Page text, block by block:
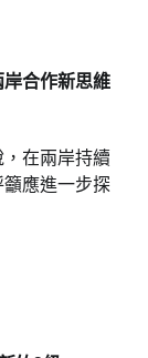
合作新思維
在兩岸持續
應進一步探